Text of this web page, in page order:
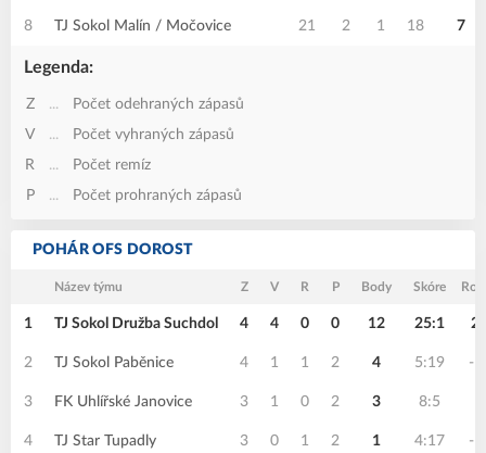
8 TJ Sokol Malín / Močovice 21 2 1 18 7
Legenda:
Z ...
Počet odehraných zápasů
V
...
Počet vyhraných zápasů
R
...
Počet remíz
P
... Počet prohraných zápasů
POHÁR OFS DOROST
Název týmu Z V R P Body Skóre
1 TJ Sokol Družba Suchdol 4 4 0 0 12 25:1
2 TJ Sokol Paběnice 4 1 1 2 4 5:19 -
3 FK Uhlířské Janovice 3 1 0 2 3 8:5
4 TJ Star Tupadly 3 0 1 2 1 4:17 -